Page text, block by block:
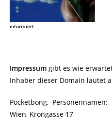
informiert
Impressum gibt es wie
Inhaber dieser Domain lautet
Pocketbong,
Wien, Krongasse 17